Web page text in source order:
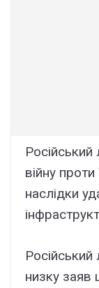
війну
наслідки
Російський
низку заяв